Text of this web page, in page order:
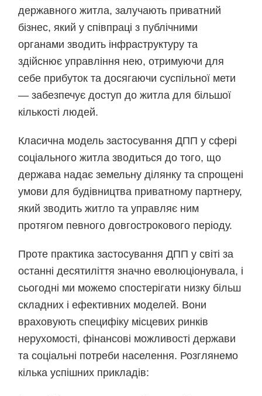
державного житла, залучають приватний
бізнес, який у співпраці з публічними
органами зводить інфраструктуру та
здійснює управління нею, отримуючи для
себе прибуток та досягаючи суспільної мети
— забезпечує доступ до житла для більшої
кількості людей.
Класична модель застосування ДПП у сфері
соціального житла зводиться до того, що
держава надає земельну ділянку та спрощені
умови для будівництва приватному партнеру,
який зводить житло та управляє ним
протягом певного довгострокового періоду.
Проте практика застосування ДПП у світі за
останні десятиліття значно еволюціонувала, і
сьогодні ми можемо спостерігати низку більш
складних і ефективних моделей. Вони
враховують специфіку місцевих ринків
нерухомості, фінансові можливості держави
та соціальні потреби населення. Розглянемо
кілька успішних прикладів: